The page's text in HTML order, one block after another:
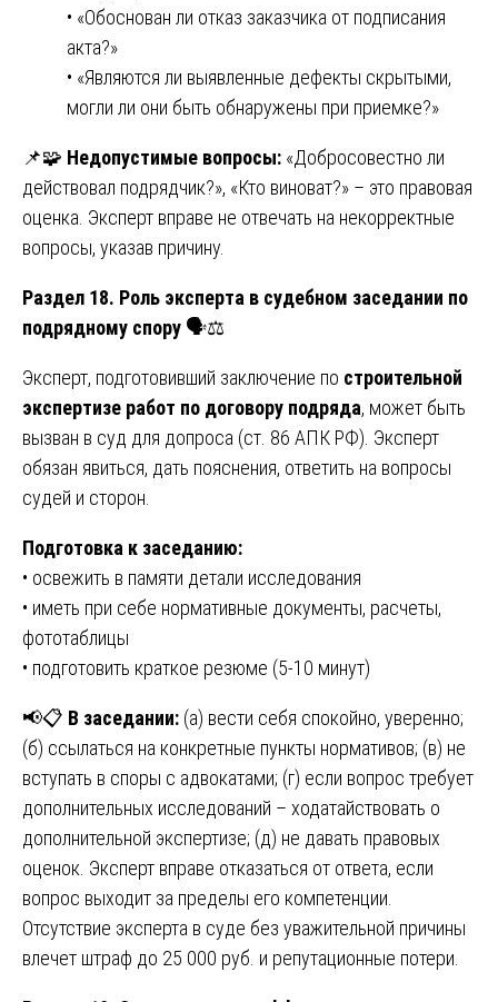
• «Обоснован ли отказ заказчика от подписания
акта?»
• «Являются ли выявленные дефекты скрытыми,
могли ли они быть обнаружены при приемке?»
📌🧩 Недопустимые вопросы: «Добросовестно ли
действовал подрядчик?», «Кто виноват?» – это правовая
оценка. Эксперт вправе не отвечать на некорректные
вопросы, указав причину.
Раздел 18. Роль эксперта в судебном заседании по
подрядному спору 🗣️⚖️
Эксперт, подготовивший заключение по строительной
экспертизе работ по договору подряда, может быть
вызван в суд для допроса (ст. 86 АПК РФ). Эксперт
обязан явиться, дать пояснения, ответить на вопросы
судей и сторон.
Подготовка к заседанию:
• освежить в памяти детали исследования
• иметь при себе нормативные документы, расчеты,
фототаблицы
• подготовить краткое резюме (5-10 минут)
📢📋 В заседании: (а) вести себя спокойно, уверенно;
(б) ссылаться на конкретные пункты нормативов; (в) не
вступать в споры с адвокатами; (г) если вопрос требует
дополнительных исследований – ходатайствовать о
дополнительной экспертизе; (д) не давать правовых
оценок. Эксперт вправе отказаться от ответа, если
вопрос выходит за пределы его компетенции.
Отсутствие эксперта в суде без уважительной причины
влечет штраф до 25 000 руб. и репутационные потери.